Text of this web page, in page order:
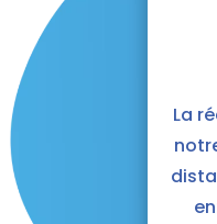
La